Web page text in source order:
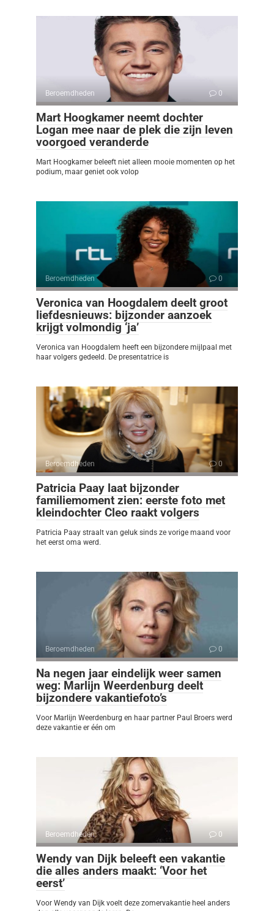
Beroemdheden 0
Mart Hoogkamer neemt dochter
Logan mee naar de plek die zijn leven
voorgoed veranderde
Mart Hoogkamer beleeft niet alleen mooie momenten op het
podium, maar geniet ook volop
Beroemdheden 0
Veronica van Hoogdalem deelt groot
liefdesnieuws: bijzonder aanzoek
krijgt volmondig ‘ja’
Veronica van Hoogdalem heeft een bijzondere mijlpaal met
haar volgers gedeeld. De presentatrice is
Beroemdheden 0
Patricia Paay laat bijzonder
familiemoment zien: eerste foto met
kleindochter Cleo raakt volgers
Patricia Paay straalt van geluk sinds ze vorige maand voor
het eerst oma werd.
Beroemdheden 0
Na negen jaar eindelijk weer samen
weg: Marlijn Weerdenburg deelt
bijzondere vakantiefoto’s
Voor Marlijn Weerdenburg en haar partner Paul Broers werd
deze vakantie er één om
Beroemdheden 0
Wendy van Dijk beleeft een vakantie
die alles anders maakt: ‘Voor het
eerst’
Voor Wendy van Dijk voelt deze zomervakantie heel anders